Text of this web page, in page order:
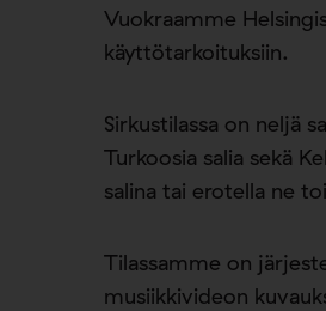
Vuokraamme
käyttötarkoituksiin.
Sirkustilassa on neljä
Turkoosia salia sekä
salina tai erotella ne
Tilassamme on
musiikkivideon